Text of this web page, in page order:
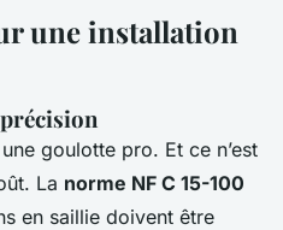
une installation
goulotte pro. Et ce n’est
La norme NF C 15-100
en saillie doivent être